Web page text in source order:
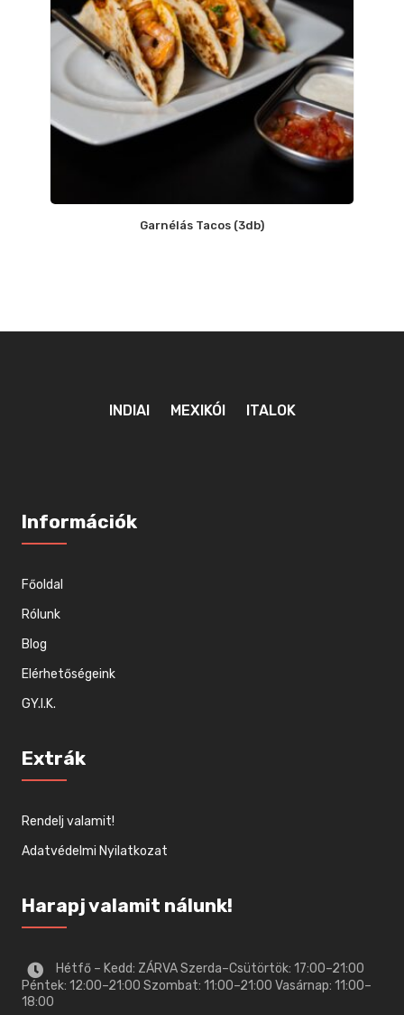
Garnélás Tacos (3db)
INDIAI MEXIKÓI ITALOK
Információk
Főoldal
Rólunk
Blog
Elérhetőségeink
GY.I.K.
Extrák
Rendelj valamit!
Adatvédelmi Nyilatkozat
Harapj valamit nálunk!
Hétfő – Kedd: ZÁRVA Szerda–Csütörtök: 17:00–21:00
Péntek: 12:00–21:00 Szombat: 11:00–21:00 Vasárnap: 11:00–
18:00